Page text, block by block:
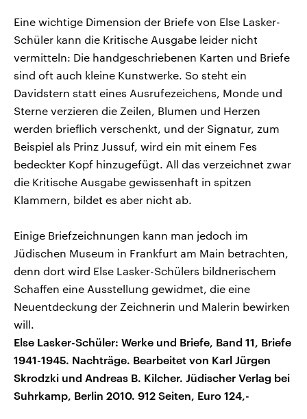
Eine wichtige Dimension der Briefe von Else Lasker-
Schüler kann die Kritische Ausgabe leider nicht
vermitteln: Die handgeschriebenen Karten und Briefe
sind oft auch kleine Kunstwerke. So steht ein
Davidstern statt eines Ausrufezeichens, Monde und
Sterne verzieren die Zeilen, Blumen und Herzen
werden brieflich verschenkt, und der Signatur, zum
Beispiel als Prinz Jussuf, wird ein mit einem Fes
bedeckter Kopf hinzugefügt. All das verzeichnet zwar
die Kritische Ausgabe gewissenhaft in spitzen
Klammern, bildet es aber nicht ab.
Einige Briefzeichnungen kann man jedoch im
Jüdischen Museum in Frankfurt am Main betrachten,
denn dort wird Else Lasker-Schülers bildnerischem
Schaffen eine Ausstellung gewidmet, die eine
Neuentdeckung der Zeichnerin und Malerin bewirken
will.
Else Lasker-Schüler: Werke und Briefe, Band 11, Briefe
1941-1945. Nachträge. Bearbeitet von Karl Jürgen
Skrodzki und Andreas B. Kilcher. Jüdischer Verlag bei
Suhrkamp, Berlin 2010. 912 Seiten, Euro 124,-